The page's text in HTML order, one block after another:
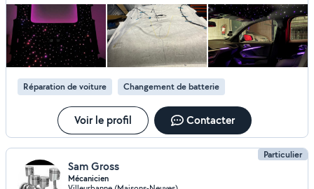
Réparation de voiture Changement de batterie
Voir le profil Contacter
Particulier
Sam Gross
Mécanicien